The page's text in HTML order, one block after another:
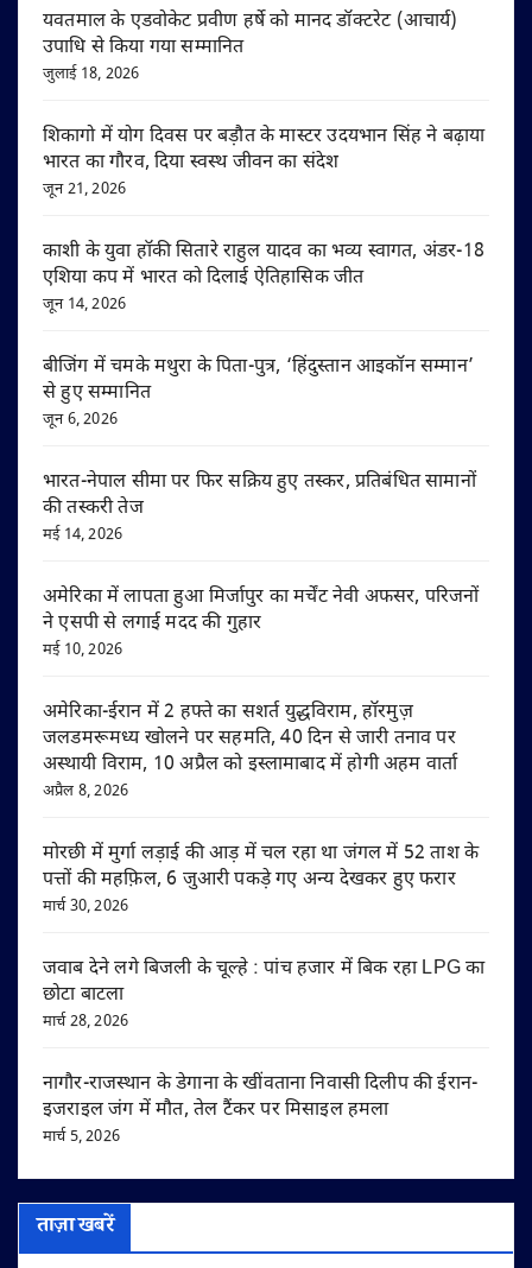
यवतमाल के एडवोकेट प्रवीण हर्षे को मानद डॉक्टरेट (आचार्य)
उपाधि से किया गया सम्मानित
जुलाई 18, 2026
शिकागो में योग दिवस पर बड़ौत के मास्टर उदयभान सिंह ने बढ़ाया
भारत का गौरव, दिया स्वस्थ जीवन का संदेश
जून 21, 2026
काशी के युवा हॉकी सितारे राहुल यादव का भव्य स्वागत, अंडर-18
एशिया कप में भारत को दिलाई ऐतिहासिक जीत
जून 14, 2026
बीजिंग में चमके मथुरा के पिता-पुत्र, ‘हिंदुस्तान आइकॉन सम्मान’
से हुए सम्मानित
जून 6, 2026
भारत-नेपाल सीमा पर फिर सक्रिय हुए तस्कर, प्रतिबंधित सामानों
की तस्करी तेज
मई 14, 2026
अमेरिका में लापता हुआ मिर्जापुर का मर्चेंट नेवी अफसर, परिजनों
ने एसपी से लगाई मदद की गुहार
मई 10, 2026
अमेरिका-ईरान में 2 हफ्ते का सशर्त युद्धविराम, हॉरमुज़
जलडमरूमध्य खोलने पर सहमति, 40 दिन से जारी तनाव पर
अस्थायी विराम, 10 अप्रैल को इस्लामाबाद में होगी अहम वार्ता
अप्रैल 8, 2026
मोरछी में मुर्गा लड़ाई की आड़ में चल रहा था जंगल में 52 ताश के
पत्तों की महफ़िल, 6 जुआरी पकड़े गए अन्य देखकर हुए फरार
मार्च 30, 2026
जवाब देने लगे बिजली के चूल्हे : पांच हजार में बिक रहा LPG का
छोटा बाटला
मार्च 28, 2026
नागौर-राजस्थान के डेगाना के खींवताना निवासी दिलीप की ईरान-
इजराइल जंग में मौत, तेल टैंकर पर मिसाइल हमला
मार्च 5, 2026
ताज़ा खबरें